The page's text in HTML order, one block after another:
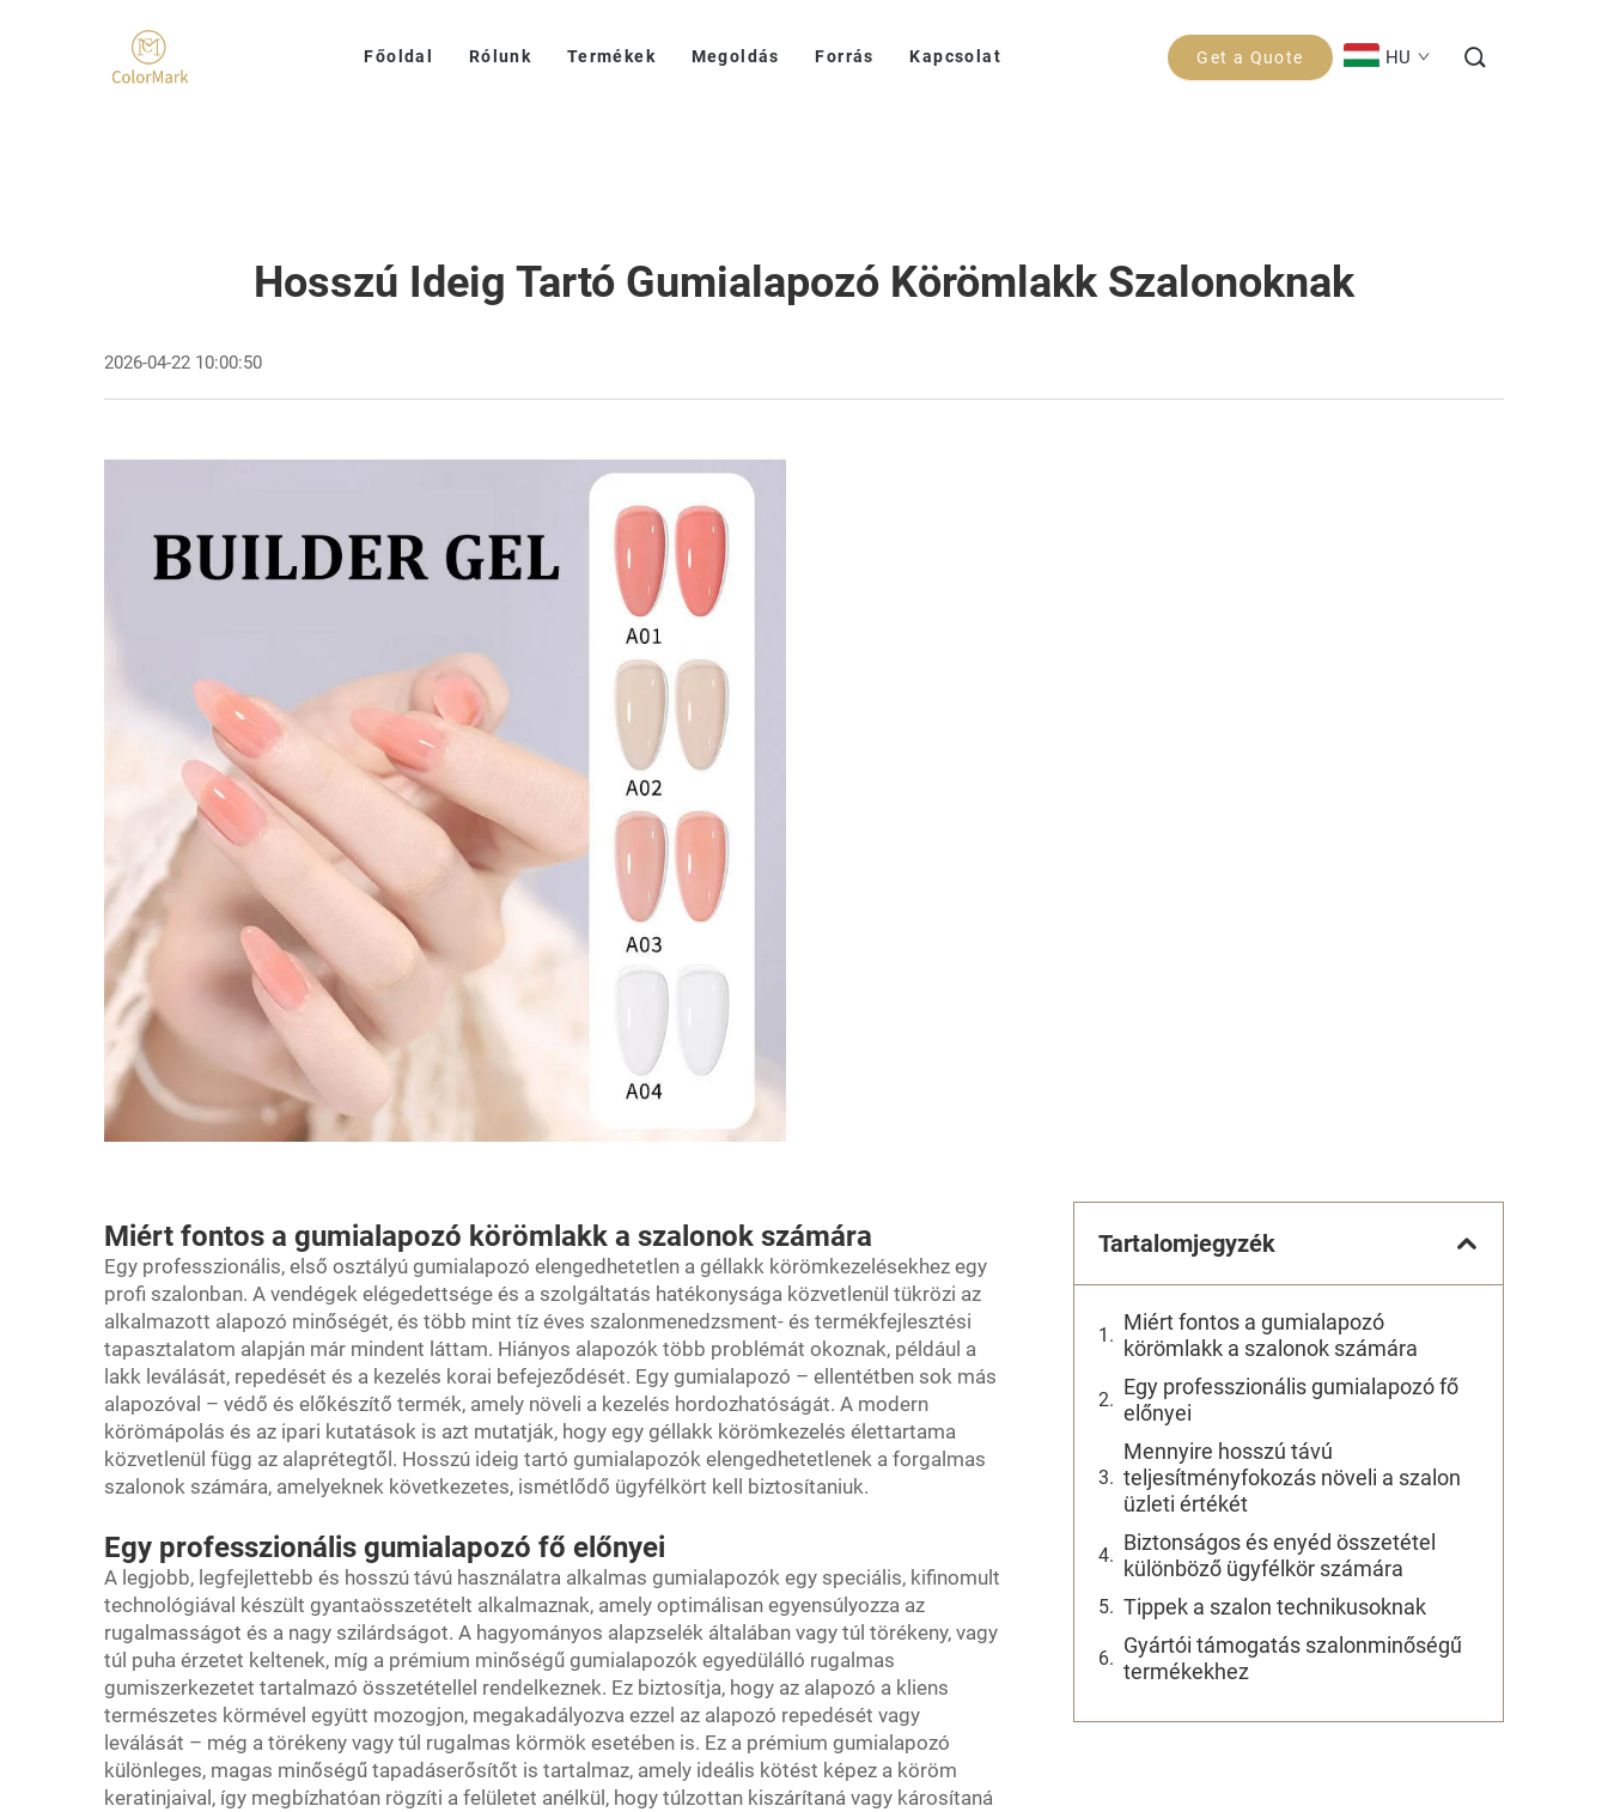
Főoldal Rólunk Termékek Megoldás Forrás Kapcsolat Get a Quote HU
Hosszú Ideig Tartó Gumialapozó Körömlakk Szalonoknak
2026-04-22 10:00:50
Miért fontos a gumialapozó körömlakk a szalonok számára
Egy professzionális, első osztályú gumialapozó elengedhetetlen a géllakk körömkezelésekhez egy
profi szalonban. A vendégek elégedettsége és a szolgáltatás hatékonysága közvetlenül tükrözi az
alkalmazott alapozó minőségét, és több mint tíz éves szalonmenedzsment- és termékfejlesztési
tapasztalatom alapján már mindent láttam. Hiányos alapozók több problémát okoznak, például a
lakk leválását, repedését és a kezelés korai befejeződését. Egy gumialapozó – ellentétben sok más
alapozóval – védő és előkészítő termék, amely növeli a kezelés hordozhatóságát. A modern
körömápolás és az ipari kutatások is azt mutatják, hogy egy géllakk körömkezelés élettartama
közvetlenül függ az alaprétegtől. Hosszú ideig tartó gumialapozók elengedhetetlenek a forgalmas
szalonok számára, amelyeknek következetes, ismétlődő ügyfélkört kell biztosítaniuk.
Egy professzionális gumialapozó fő előnyei
A legjobb, legfejlettebb és hosszú távú használatra alkalmas gumialapozók egy speciális, kifinomult
technológiával készült gyantaösszetételt alkalmaznak, amely optimálisan egyensúlyozza az
rugalmasságot és a nagy szilárdságot. A hagyományos alapzselék általában vagy túl törékeny, vagy
túl puha érzetet keltenek, míg a prémium minőségű gumialapozók egyedülálló rugalmas
gumiszerkezetet tartalmazó összetétellel rendelkeznek. Ez biztosítja, hogy az alapozó a kliens
természetes körmével együtt mozogjon, megakadályozva ezzel az alapozó repedését vagy
leválását – még a törékeny vagy túl rugalmas körmök esetében is. Ez a prémium gumialapozó
különleges, magas minőségű tapadáserősítőt is tartalmaz, amely ideális kötést képez a köröm
keratinjaival, így megbízhatóan rögzíti a felületet anélkül, hogy túlzottan kiszárítaná vagy károsítaná
Tartalomjegyzék
Miért fontos a gumialapozó
körömlakk a szalonok számára
Egy professzionális gumialapozó fő
előnyei
Mennyire hosszú távú
teljesítményfokozás növeli a szalon
üzleti értékét
Biztonságos és enyéd összetétel
különböző ügyfélkör számára
Tippek a szalon technikusoknak
Gyártói támogatás szalonminőségű
termékekhez